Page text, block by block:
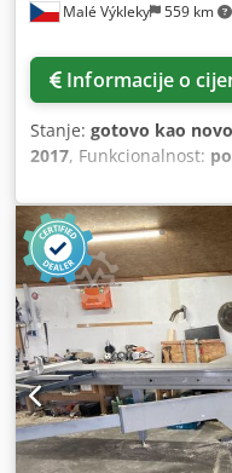
strojne opreme 3400 x
Težina 1050 kg
Malé Výkleky 559 km
Informacije o
Stanje: gotovo kao
2017, Funkcionalnost:
, Prodajem
ALTENDORF, tip F45
potrebno ga je vidjeti.
kolovoza 2026. Molim
ProDrive, osnovni CNC
pile, - gornja
o/min - dvosmjerna
upravljačke ploče -
upravljački gumbi na
Digital L – očitavanje 2
graničniku - CNC
pneumatski cilindar,